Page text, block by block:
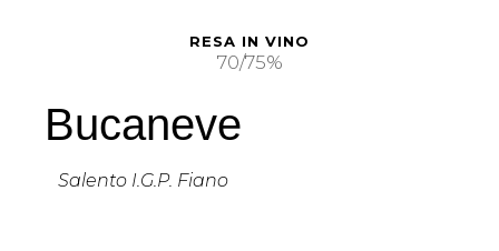
RESA IN VINO
70/75%
Bucaneve
Salento I.G.P. Fiano